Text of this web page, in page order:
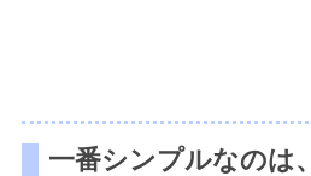
一番シンプルなのは